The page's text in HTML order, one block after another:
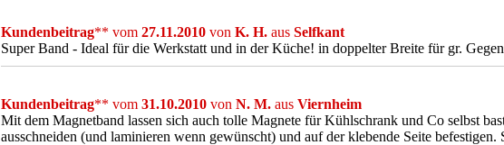
Kundenbeitrag** vom 27.11.2010 von K. H. aus Selfkant
Super Band - Ideal für die Werkstatt und in der Küche! in doppelter Breite für gr.
Kundenbeitrag** vom 31.10.2010 von N. M. aus Viernheim
Mit dem Magnetband lassen sich auch tolle Magnete für Kühlschrank und Co selbst
ausschneiden (und laminieren wenn gewünscht) und auf der klebende Seite befestigen.